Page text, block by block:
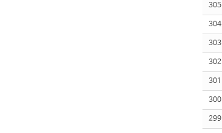
305
304
303
302
301
300
299